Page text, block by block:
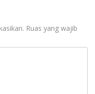
Ruas yang wajib